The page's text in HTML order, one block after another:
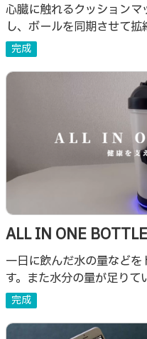
心臓に触れるクッション
し、ボールを同期させて
れる」を体験できるアート
完成
ALL IN ONE BOTTLE
一日に飲んだ水の量など
す。また水分の量が足り
知がきて、水分摂取を促進
やウェアラブルデバイスも
完成